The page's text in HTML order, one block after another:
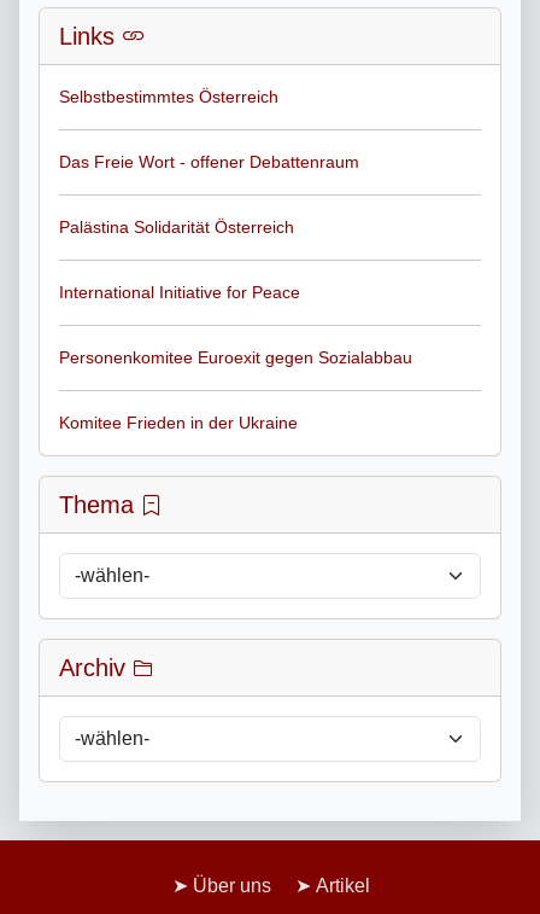
Links
Selbstbestimmtes Österreich
Das Freie Wort - offener Debattenraum
Palästina Solidarität Österreich
International Initiative for Peace
Personenkomitee Euroexit gegen Sozialabbau
Komitee Frieden in der Ukraine
Thema
Archiv
Über uns Artikel